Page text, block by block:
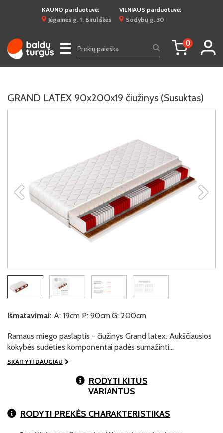
KAUNO parduotuvė:
Jėgainės g. 1, Biruliškės
VILNIAUS parduotuvė:
Sodybų g. 30
☰ 0
GRAND LATEX 90x200x19 čiužinys (Susuktas)
Išmatavimai: A: 19cm P: 90cm G: 200cm
Ramaus miego paslaptis - čiužinys Grand latex. Aukščiausios
kokybės sudėties komponentai padės sumažinti…
SKAITYTI DAUGIAU
RODYTI KITUS
VARIANTUS
RODYTI PREKĖS CHARAKTERISTIKAS